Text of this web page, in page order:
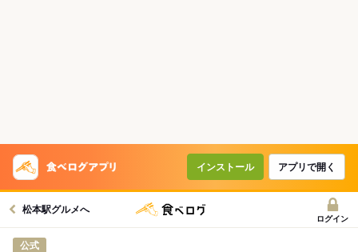
インストール アプリで開く
松本駅グルメへ
ログイン
公式